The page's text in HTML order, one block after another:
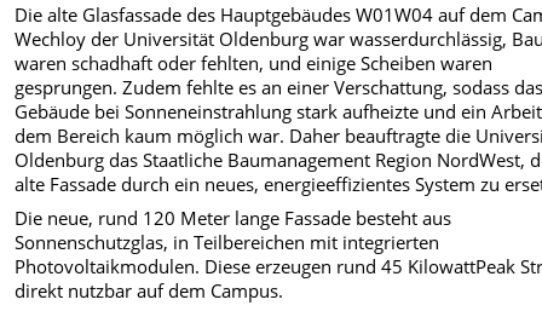
Die alte Glasfassade des Hauptgebäudes W01­W04 auf dem
Wechloy der Universität Oldenburg war wasserdurchlässig,
waren schadhaft oder fehlten, und einige Scheiben waren
gesprungen. Zudem fehlte es an einer Verschattung, sodass
Gebäude bei Sonneneinstrahlung stark aufheizte und ein
dem Bereich kaum möglich war. Daher beauftragte die
Oldenburg das Staatliche Baumanagement Region Nord­West,
alte Fassade durch ein neues, energieeffizientes System zu
Die neue, rund 120 Meter lange Fassade besteht aus
Sonnenschutzglas, in Teilbereichen mit integrierten
Photovoltaikmodulen. Diese erzeugen rund 45 Kilowatt­Peak
direkt nutzbar auf dem Campus.